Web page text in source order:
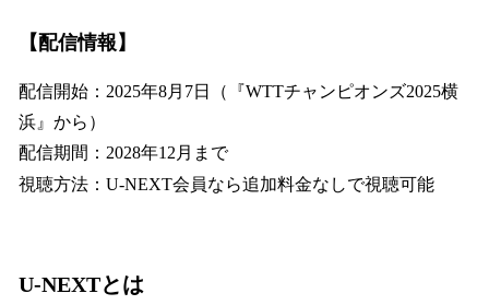
【配信情報】
配信開始：2025年8月7日（『WTTチャンピオンズ2025横
浜』から）
配信期間：2028年12月まで
視聴方法：U-NEXT会員なら追加料金なしで視聴可能
U-NEXTとは